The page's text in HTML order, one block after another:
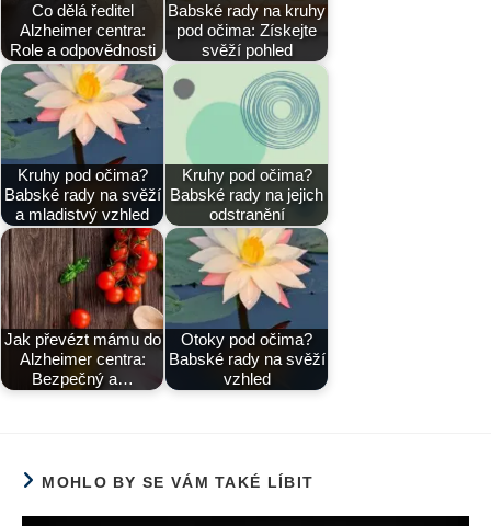
Co dělá ředitel
Alzheimer centra:
Role a odpovědnosti
Babské rady na kruhy
pod očima: Získejte
svěží pohled
Kruhy pod očima?
Babské rady na svěží
a mladistvý vzhled
Kruhy pod očima?
Babské rady na jejich
odstranění
Jak převézt mámu do
Alzheimer centra:
Bezpečný a…
Otoky pod očima?
Babské rady na svěží
vzhled
MOHLO BY SE VÁM TAKÉ LÍBIT